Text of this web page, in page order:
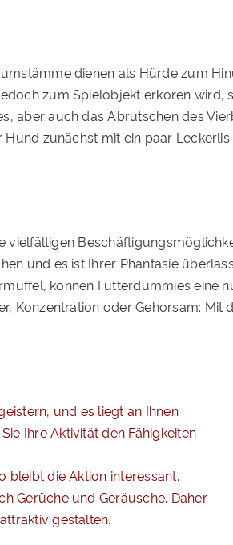
dienen als Hürde zum
zum Spielobjekt erkoren wird,
aber auch das Abrutschen des
zunächst mit ein paar
und es ist Ihrer Phantasie
können Futterdummies eine
Konzentration oder Gehorsam:
und es liegt an Ihnen
Ihre Aktivität den Fähigkeiten
bleibt die Aktion interessant.
Gerüche und Geräusche. Daher
gestalten.